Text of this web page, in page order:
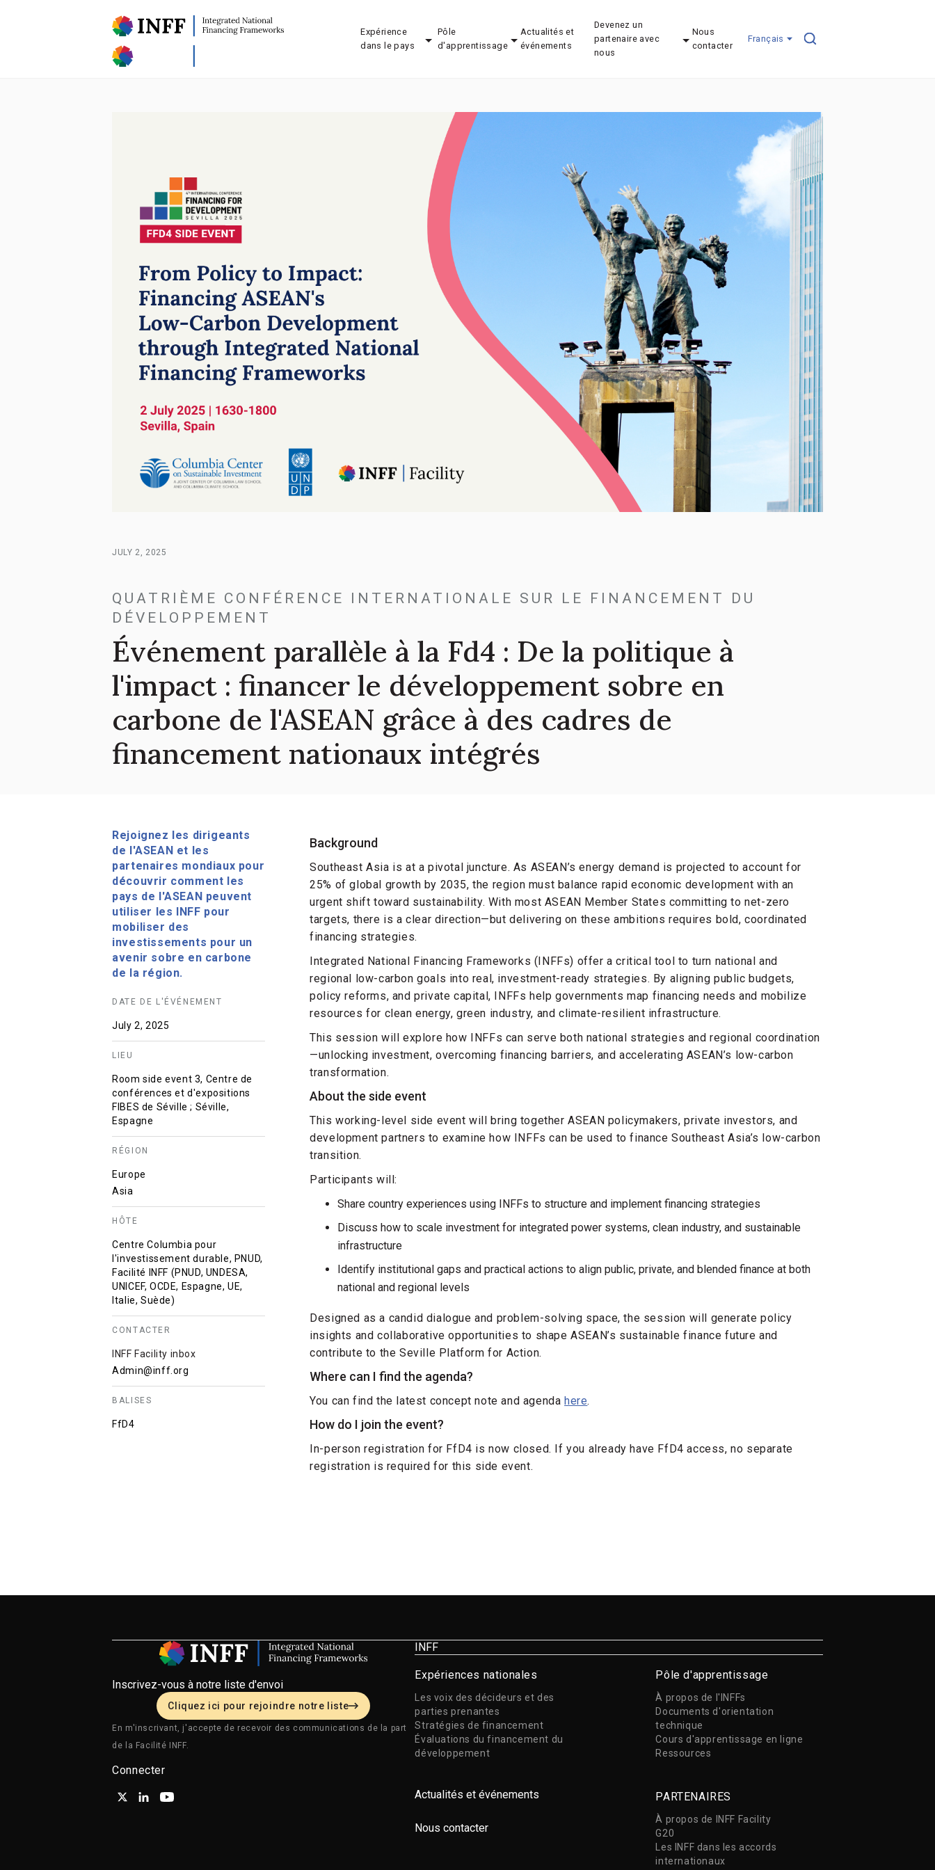
Expérience
dans le pays
Pôle
d'apprentissage
Actualités et
événements
Devenez un
partenaire avec
nous
Nous
contacter
Français
JULY 2, 2025
QUATRIÈME CONFÉRENCE INTERNATIONALE SUR LE FINANCEMENT DU
DÉVELOPPEMENT
Événement parallèle à la Fd4 : De la politique à
l'impact : financer le développement sobre en
carbone de l'ASEAN grâce à des cadres de
financement nationaux intégrés
Rejoignez les dirigeants
de l'ASEAN et les
partenaires mondiaux pour
découvrir comment les
pays de l'ASEAN peuvent
utiliser les INFF pour
mobiliser des
investissements pour un
avenir sobre en carbone
de la région.
DATE DE L'ÉVÉNEMENT
July 2, 2025
LIEU
Room side event 3, Centre de
conférences et d'expositions
FIBES de Séville ; Séville,
Espagne
RÉGION
Europe
Asia
HÔTE
Centre Columbia pour
l'investissement durable, PNUD,
Facilité INFF (PNUD, UNDESA,
UNICEF, OCDE, Espagne, UE,
Italie, Suède)
CONTACTER
INFF Facility inbox
Admin@inff.org
BALISES
FfD4
Background
Southeast Asia is at a pivotal juncture. As ASEAN’s energy demand is projected to account for
25% of global growth by 2035, the region must balance rapid economic development with an
urgent shift toward sustainability. With most ASEAN Member States committing to net-zero
targets, there is a clear direction—but delivering on these ambitions requires bold, coordinated
financing strategies.
Integrated National Financing Frameworks (INFFs) offer a critical tool to turn national and
regional low-carbon goals into real, investment-ready strategies. By aligning public budgets,
policy reforms, and private capital, INFFs help governments map financing needs and mobilize
resources for clean energy, green industry, and climate-resilient infrastructure.
This session will explore how INFFs can serve both national strategies and regional coordination
—unlocking investment, overcoming financing barriers, and accelerating ASEAN’s low-carbon
transformation.
About the side event
This working-level side event will bring together ASEAN policymakers, private investors, and
development partners to examine how INFFs can be used to finance Southeast Asia’s low-carbon
transition.
Participants will:
Share country experiences using INFFs to structure and implement financing strategies
Discuss how to scale investment for integrated power systems, clean industry, and sustainable
infrastructure
Identify institutional gaps and practical actions to align public, private, and blended finance at both
national and regional levels
Designed as a candid dialogue and problem-solving space, the session will generate policy
insights and collaborative opportunities to shape ASEAN’s sustainable finance future and
contribute to the Seville Platform for Action.
Where can I find the agenda?
You can find the latest concept note and agendahere.
How do I join the event?
In-person registration for FfD4 is now closed. If you already have FfD4 access, no separate
registration is required for this side event.
Inscrivez-vous à notre liste d'envoi
Cliquez ici pour rejoindre notre liste
En m'inscrivant, j'accepte de recevoir des communications de la part
de la Facilité INFF.
Connecter
INFF
Expériences nationales
Les voix des décideurs et des
parties prenantes
Stratégies de financement
Évaluations du financement du
développement
Pôle d'apprentissage
À propos de l'INFFs
Documents d'orientation
technique
Cours d'apprentissage en ligne
Ressources
Actualités et événements PARTENAIRES
À propos de INFF Facility
G20
Les INFF dans les accords
internationaux
Nous contacter